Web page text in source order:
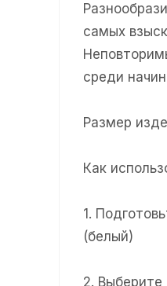
самых
среди
Размер
Как
1.
(белый)
2.